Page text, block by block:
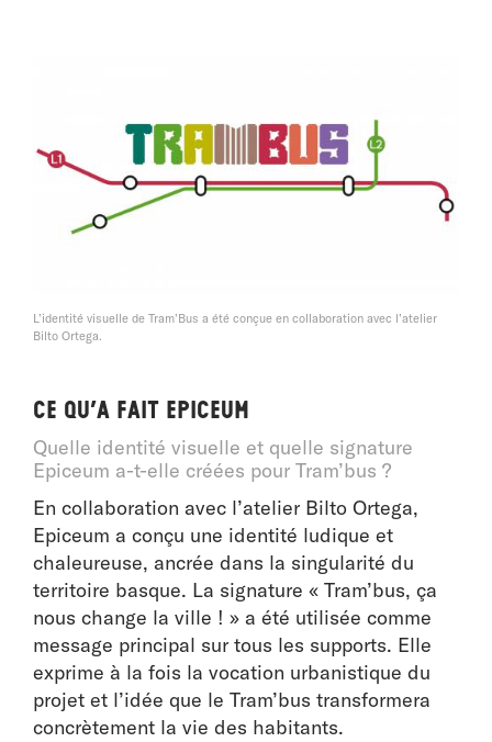
L’identité visuelle de Tram’Bus a été conçue en collaboration avec l’atelier
Bilto Ortega.
Ce qu’a fait Epiceum
Quelle identité visuelle et quelle signature
Epiceum a-t-elle créées pour Tram’bus ?
En collaboration avec l’atelier Bilto Ortega,
Epiceum a conçu une identité ludique et
chaleureuse, ancrée dans la singularité du
territoire basque. La signature « Tram’bus, ça
nous change la ville ! » a été utilisée comme
message principal sur tous les supports. Elle
exprime à la fois la vocation urbanistique du
projet et l’idée que le Tram’bus transformera
concrètement la vie des habitants.